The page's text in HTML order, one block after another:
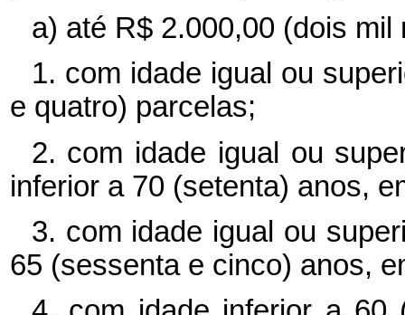
a) até R$ 2.000,00 (dois mil
1. com idade igual ou
e quatro) parcelas;
2. com idade igual ou
inferior a 70 (setenta) anos,
3. com idade igual ou
65 (sessenta e cinco) anos,